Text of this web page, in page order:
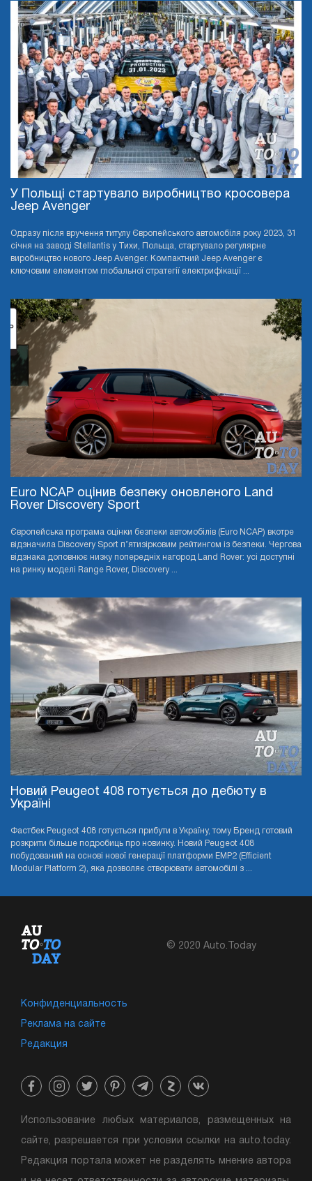
У Польщі стартувало виробництво кросовера
Jeep Avenger
Одразу після вручення титулу Європейського автомобіля року 2023, 31
січня на заводі Stellantis у Тихи, Польща, стартувало регулярне
виробництво нового Jeep Avenger. Компактний Jeep Avenger є
ключовим елементом глобальної стратегії електрифікації ...
Euro NCAP оцінив безпеку оновленого Land
Rover Discovery Sport
Європейська програма оцінки безпеки автомобілів (Euro NCAP) вкотре
відзначила Discovery Sport п’ятизірковим рейтингом із безпеки. Чергова
відзнака доповнює низку попередніх нагород Land Rover: усі доступні
на ринку моделі Range Rover, Discovery ...
Новий Peugeot 408 готується до дебюту в
Україні
Фастбек Peugeot 408 готується прибути в Україну, тому Бренд готовий
розкрити більше подробиць про новинку. Новий Peugeot 408
побудований на основі нової генерації платформи EMP2 (Efficient
Modular Platform 2), яка дозволяє створювати автомобілі з ...
© 2020 Auto.Today
Конфиденциальность
Реклама на сайте
Редакция
Использование любых материалов, размещенных на
сайте, разрешается при условии ссылки на auto.today.
Редакция портала может не разделять мнение автора